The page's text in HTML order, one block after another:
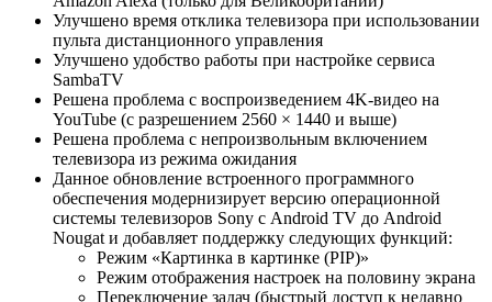
Улучшено время отклика телевизора при использовании
пульта дистанционного управления
Улучшено удобство работы при настройке сервиса
SambaTV
Решена проблема с воспроизведением 4K-видео на
YouTube (с разрешением 2560 × 1440 и выше)
Решена проблема с непроизвольным включением
телевизора из режима ожидания
Данное обновление встроенного программного
обеспечения модернизирует версию операционной
системы телевизоров Sony с Android TV до Android
Nougat и добавляет поддержку следующих функций:
Режим «Картинка в картинке (PIP)»
Режим отображения настроек на половину экрана
Переключение задач (быстрый доступ к недавно